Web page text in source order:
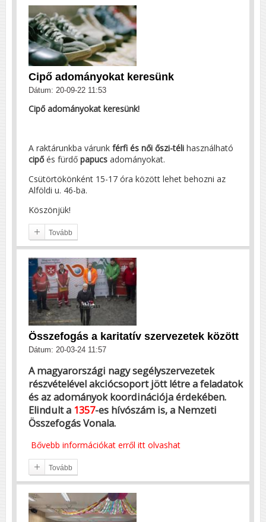
Cipő adományokat keresünk
Dátum: 20-09-22 11:53
Cipő adományokat keresünk!
A raktárunkba várunk férfi és női őszi-téli használható
cipőés fürdő papucs adományokat.
Csütörtökönként 15-17 óra között lehet behozni az
Alföldi u. 46-ba.
Köszönjük!
Tovább
Összefogás a karitatív szervezetek között
Dátum: 20-03-24 11:57
A magyarországi nagy segélyszervezetek
részvételével akciócsoport jött létre a feladatok
és az adományok koordinációja érdekében.
Elindult a 1357-es hívószám is, a Nemzeti
Összefogás Vonala.
Bővebb információkat erről itt olvashat
Tovább